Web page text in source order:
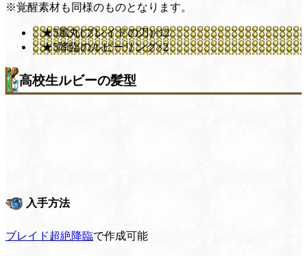
※覚醒素材も同様のものとなります。
★5風丸(ブレイドの刀)×12
★5降臨のルビーリング×2
高校生ルビーの髪型
入手方法
ブレイド超絶降臨で作成可能